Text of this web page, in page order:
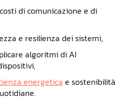
di comunicazione e di
e resilienza dei sistemi,
algoritmi di AI
energetica e sostenibilità